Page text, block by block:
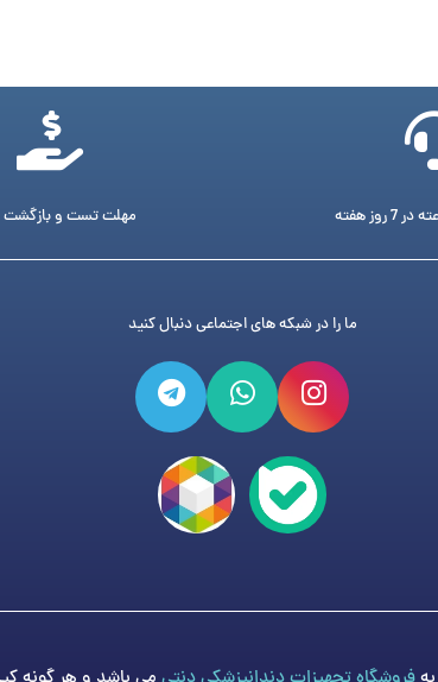
مهلت تست و
ما را در شبکه های اجتماعی دنبال کنید